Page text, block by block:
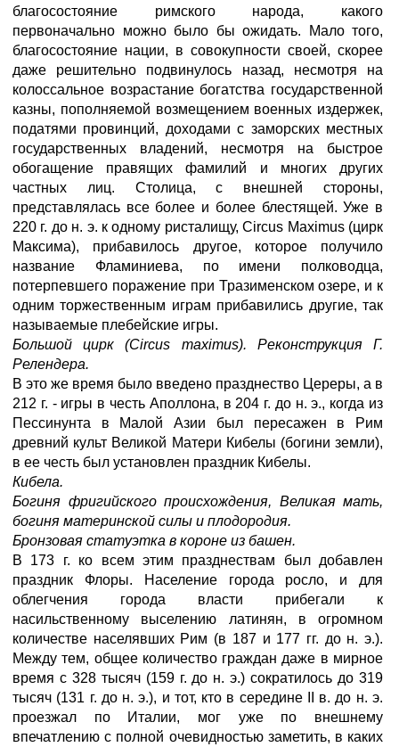
благосостояние римского народа, какого
первоначально можно было бы ожидать. Мало того,
благосостояние нации, в совокупности своей, скорее
даже решительно подвинулось назад, несмотря на
колоссальное возрастание богатства государственной
казны, пополняемой возмещением военных издержек,
податями провинций, доходами с заморских местных
государственных владений, несмотря на быстрое
обогащение правящих фамилий и многих других
частных лиц. Столица, с внешней стороны,
представлялась все более и более блестящей. Уже в
220 г. до н. э. к одному ристалищу, Circus Maximus (цирк
Максима), прибавилось другое, которое получило
название Фламиниева, по имени полководца,
потерпевшего поражение при Тразименском озере, и к
одним торжественным играм прибавились другие, так
называемые плебейские игры.
Большой цирк (Circus maximus). Реконструкция Г.
Релендера.
В это же время было введено празднество Цереры, а в
212 г. - игры в честь Аполлона, в 204 г. до н. э., когда из
Пессинунта в Малой Азии был пересажен в Рим
древний культ Великой Матери Кибелы (богини земли),
в ее честь был установлен праздник Кибелы.
Кибела.
Богиня фригийского происхождения, Великая мать,
богиня материнской силы и плодородия.
Бронзовая статуэтка в короне из башен.
В 173 г. ко всем этим празднествам был добавлен
праздник Флоры. Население города росло, и для
облегчения города власти прибегали к
насильственному выселению латинян, в огромном
количестве населявших Рим (в 187 и 177 гг. до н. э.).
Между тем, общее количество граждан даже в мирное
время с 328 тысяч (159 г. до н. э.) сократилось до 319
тысяч (131 г. до н. э.), и тот, кто в середине II в. до н. э.
проезжал по Италии, мог уже по внешнему
впечатлению с полной очевидностью заметить, в каких